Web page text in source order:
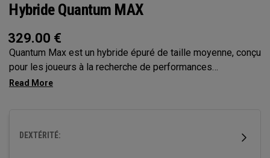
Hybride Quantum MAX
329.00 €
Quantum Max est un hybride épuré de taille moyenne, conçu
pour les joueurs à la recherche de performances
équilibrées. Avec un centre de gravité neutre et une hauteur
DEXTÉRITÉ: